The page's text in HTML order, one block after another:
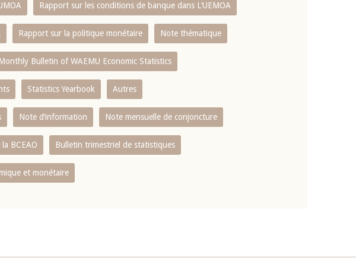
Rapport sur les conditions de banque dans L‘UEMOA
Rapport sur la politique monétaire Note thématique
Bulletin of WAEMU Economic Statistics
Statistics Yearbook Autres
Note d’information Note mensuelle de conjoncture
BCEAO Bulletin trimestriel de statistiques
et monétaire